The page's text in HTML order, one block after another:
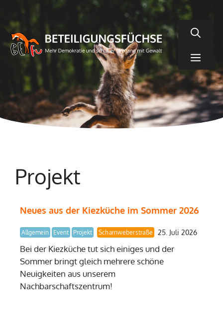
springen
Projekt
Neues aus der Kiezküche im Sommer 2026
Allgemein Event Projekt Scharnweberstraße 25. Juli 2026
Bei der Kiezküche tut sich einiges und der
Sommer bringt gleich mehrere schöne
Neuigkeiten aus unserem
Nachbarschaftszentrum!